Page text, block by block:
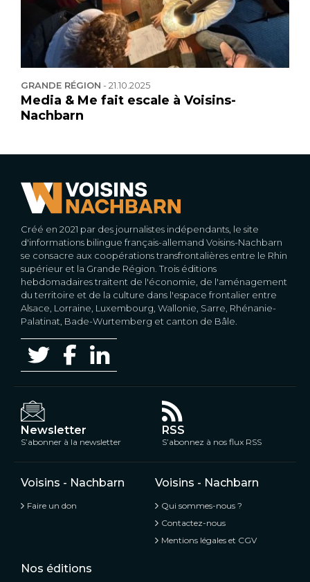
GRANDE RÉGION -21.10.2025
Media & Me fait escale à Voisins-
Nachbarn
Créé en 2021 par des journalistes indépendants, le site
d'informations bilingue français-allemand Voisins-Nachbarn
se consacre aux coopérations transfrontalières entre le Rhin
supérieur et la Grande Région. Trois éditions
hebdomadaires traitent de l'économie, de l'aménagement
du territoire et de la culture dans l'espace frontalier entre
Alsace, Lorraine, Luxembourg, Wallonie, Sarre, Rhénanie-
Palatinat, Bade-Wurtemberg et canton de Bâle.
Newsletter
S’abonner à la newsletter
RSS
S’abonnez à nos flux RSS
Voisins - Nachbarn
Faire un don
Voisins - Nachbarn
Qui sommes-nous ?
Contactez-nous
Mentions légales et CGV
Nos éditions